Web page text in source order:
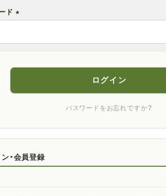
ド
ログイン
パスワードをお忘れですか？
・会員登録